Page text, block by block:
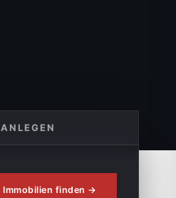
ANLEGEN
Immobilien finden →